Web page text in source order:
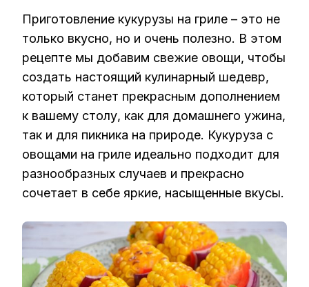
Приготовление кукурузы на гриле – это не
только вкусно, но и очень полезно. В этом
рецепте мы добавим свежие овощи, чтобы
создать настоящий кулинарный шедевр,
который станет прекрасным дополнением
к вашему столу, как для домашнего ужина,
так и для пикника на природе. Кукуруза с
овощами на гриле идеально подходит для
разнообразных случаев и прекрасно
сочетает в себе яркие, насыщенные вкусы.